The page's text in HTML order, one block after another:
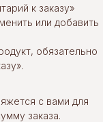
к заказу»
или добавить
обязательно
с вами для
заказа.